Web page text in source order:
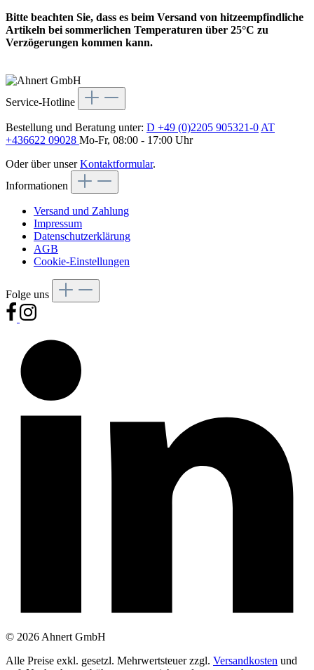
Bitte beachten Sie, dass es beim Versand von hitzeempfindliche
Artikeln bei sommerlichen Temperaturen über 25°C zu
Verzögerungen kommen kann.
Service-Hotline
Bestellung und Beratung unter: D +49 (0)2205 905321-0 AT
+436622 09028 Mo-Fr, 08:00 - 17:00 Uhr
Oder über unserKontaktformular.
Informationen
Versand und Zahlung
Impressum
Datenschutzerklärung
AGB
Cookie-Einstellungen
Folge uns
© 2026 Ahnert GmbH
Alle Preise exkl. gesetzl. Mehrwertsteuer zzgl. Versandkosten und